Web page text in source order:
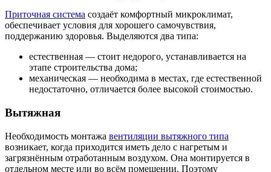
Приточная система создаёт комфортный микроклимат,
обеспечивает условия для хорошего самочувствия,
поддержанию здоровья. Выделяются два типа:
естественная — стоит недорого, устанавливается на
этапе строительства дома;
механическая — необходима в местах, где естественной
недостаточно, отличается более высокой стоимостью.
Вытяжная
Необходимость монтажа вентиляции вытяжного типа
возникает, когда приходится иметь дело с нагретым и
загрязнённым отработанным воздухом. Она монтируется в
отдельном месте или во всём помещении. Поэтому